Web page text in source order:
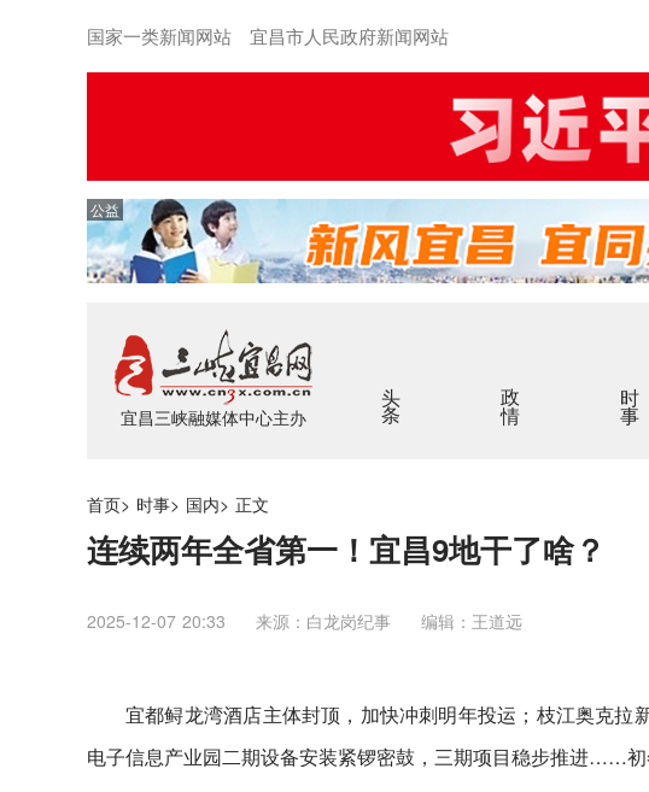
国家一类新闻网站 宜昌市人民政府新闻网站
公益
宜昌三峡融媒体中心主办
头条 政情 时事
首页> 时事> 国内> 正文
连续两年全省第一！宜昌9地干了啥？
2025-12-07 20:33 来源：白龙岗纪事 编辑：王道远
宜都鲟龙湾酒店主体封顶，加快冲刺明年投运；枝江奥克
电子信息产业园二期设备安装紧锣密鼓，三期项目稳步推进……初